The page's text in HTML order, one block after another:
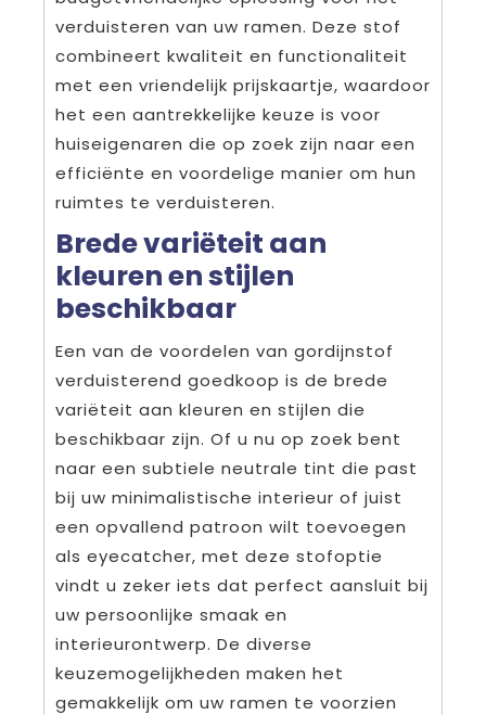
verduisteren van uw ramen. Deze stof
combineert kwaliteit en functionaliteit
met een vriendelijk prijskaartje, waardoor
het een aantrekkelijke keuze is voor
huiseigenaren die op zoek zijn naar een
efficiënte en voordelige manier om hun
ruimtes te verduisteren.
Brede variëteit aan
kleuren en stijlen
beschikbaar
Een van de voordelen van gordijnstof
verduisterend goedkoop is de brede
variëteit aan kleuren en stijlen die
beschikbaar zijn. Of u nu op zoek bent
naar een subtiele neutrale tint die past
bij uw minimalistische interieur of juist
een opvallend patroon wilt toevoegen
als eyecatcher, met deze stofoptie
vindt u zeker iets dat perfect aansluit bij
uw persoonlijke smaak en
interieurontwerp. De diverse
keuzemogelijkheden maken het
gemakkelijk om uw ramen te voorzien